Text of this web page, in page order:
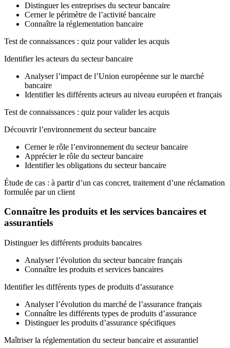
Distinguer les entreprises du secteur bancaire
Cerner le périmètre de l’activité bancaire
Connaître la réglementation bancaire
Test de connaissances : quiz pour valider les acquis
Identifier les acteurs du secteur bancaire
Analyser l’impact de l’Union européenne sur le marché
bancaire
Identifier les différents acteurs au niveau européen et français
Test de connaissances : quiz pour valider les acquis
Découvrir l’environnement du secteur bancaire
Cerner le rôle l’environnement du secteur bancaire
Apprécier le rôle du secteur bancaire
Identifier les obligations du secteur bancaire
Étude de cas : à partir d’un cas concret, traitement d’une réclamation
formulée par un client
Connaître les produits et les services bancaires et
assurantiels
Distinguer les différents produits bancaires
Analyser l’évolution du secteur bancaire français
Connaître les produits et services bancaires
Identifier les différents types de produits d’assurance
Analyser l’évolution du marché de l’assurance français
Connaître les différents types de produits d’assurance
Distinguer les produits d’assurance spécifiques
Maîtriser la réglementation du secteur bancaire et assurantiel